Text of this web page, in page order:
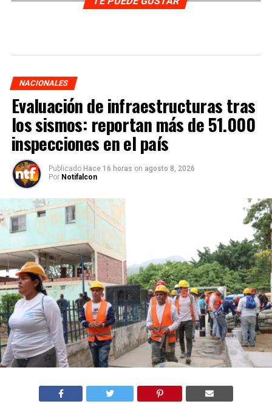
NACIONALES
Evaluación de infraestructuras tras
los sismos: reportan más de 51.000
inspecciones en el país
Publicado Hace 16 horas on agosto 8, 2026
Por Notifalcon